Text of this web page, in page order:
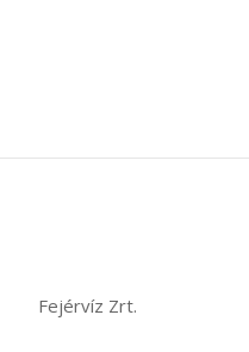
Fejérvíz Zrt.